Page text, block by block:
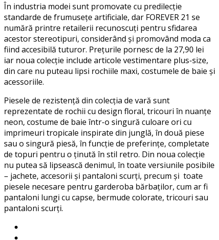
În industria modei sunt promovate cu predilecție
standarde de frumusețe artificiale, dar FOREVER 21 se
numără printre retailerii recunoscuți pentru sfidarea
acestor stereotipuri, considerând și promovând moda ca
fiind accesibilă tuturor. Prețurile pornesc de la 27,90 lei
iar noua colecție include articole vestimentare plus-size,
din care nu puteau lipsi rochiile maxi, costumele de baie și
acessoriile.
Piesele de rezistență din colecția de vară sunt
reprezentate de rochii cu design floral, tricouri în nuanțe
neon, costume de baie într-o singură culoare ori cu
imprimeuri tropicale inspirate din junglă, în două piese
sau o singură piesă, în funcție de preferințe, completate
de topuri pentru o ținută în stil retro. Din noua colecție
nu putea să lipsească denimul, în toate versiunile posibile
– jachete, accesorii și pantaloni scurți, precum și toate
piesele necesare pentru garderoba bărbaților, cum ar fi
pantaloni lungi cu capse, bermude colorate, tricouri sau
pantaloni scurți.